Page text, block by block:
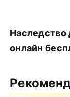
Наследство
онлайн